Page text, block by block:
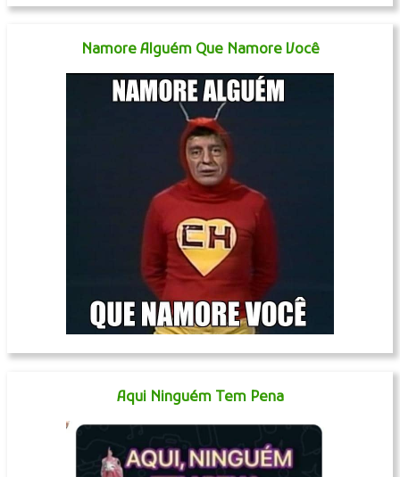
Namore Alguém Que Namore Você
Aqui Ninguém Tem Pena